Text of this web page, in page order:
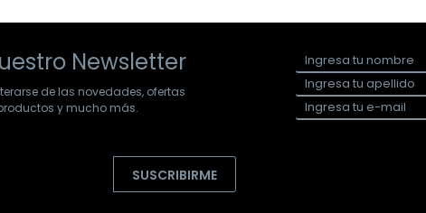
Newsletter
de las novedades, ofertas
y mucho más.
SUSCRIBIRME